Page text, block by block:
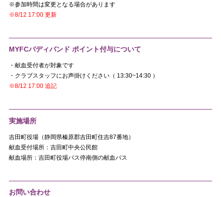
※参加時間は変更となる場合があります
※8/12 17:00 更新
MYFCバディバンド ポイント付与について
・献血受付者が対象です
・クラブスタッフにお声掛けください（ 13:30~14:30 ）
※8/12 17:00 追記
実施場所
吉田町役場（静岡県榛原郡吉田町住吉87番地）
献血受付場所：吉田町中央公民館
献血場所：吉田町役場バス停南側の献血バス
お問い合わせ